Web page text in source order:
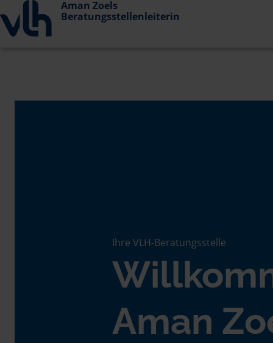
Aman Zoels
Beratungsstellenleiterin
Ihre VLH-Beratungsstelle
Aman